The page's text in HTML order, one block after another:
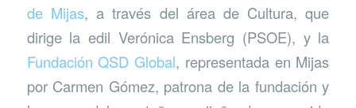
de Mijas, a través del área de Cultura, que
dirige la edil Verónica Ensberg (PSOE), y la
Fundación QSD Global, representada en Mijas
por Carmen Gómez, patrona de la fundación y